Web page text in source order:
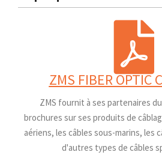
ZMS FIBER OPTIC
ZMS fournit à ses partenaires
brochures sur ses produits de
aériens, les câbles sous-marins, les
d'autres types de câbles